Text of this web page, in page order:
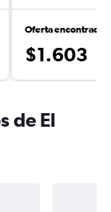
Oferta encontrada
$1.603
de El